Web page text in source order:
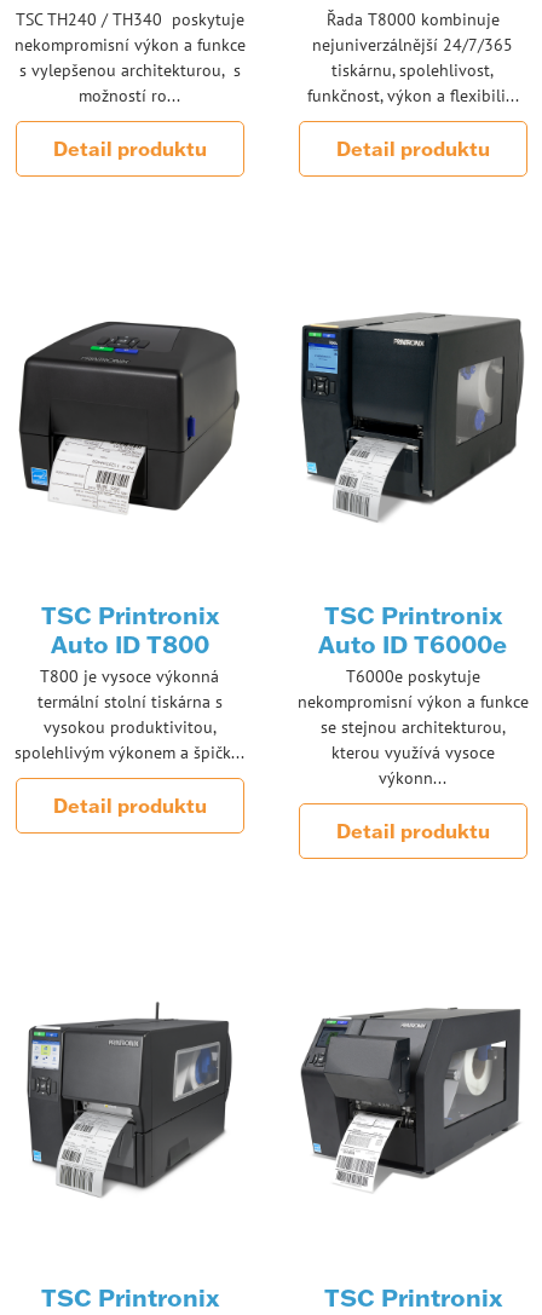
TSC TH240 / TH340 poskytuje
nekompromisní výkon a funkce
s vylepšenou architekturou, s
možností ro...
Detail produktu
Řada T8000 kombinuje
nejuniverzálnější 24/7/365
tiskárnu, spolehlivost,
funkčnost, výkon a flexibili...
Detail produktu
TSC Printronix
Auto ID T800
T800 je vysoce výkonná
termální stolní tiskárna s
vysokou produktivitou,
spolehlivým výkonem a špičk...
Detail produktu
TSC Printronix
Auto ID T6000e
T6000e poskytuje
nekompromisní výkon a funkce
se stejnou architekturou,
kterou využívá vysoce
výkonn...
Detail produktu
TSC Printronix
TSC Printronix